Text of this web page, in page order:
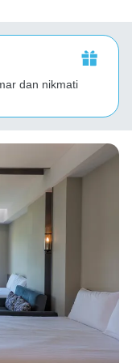
dan nikmati